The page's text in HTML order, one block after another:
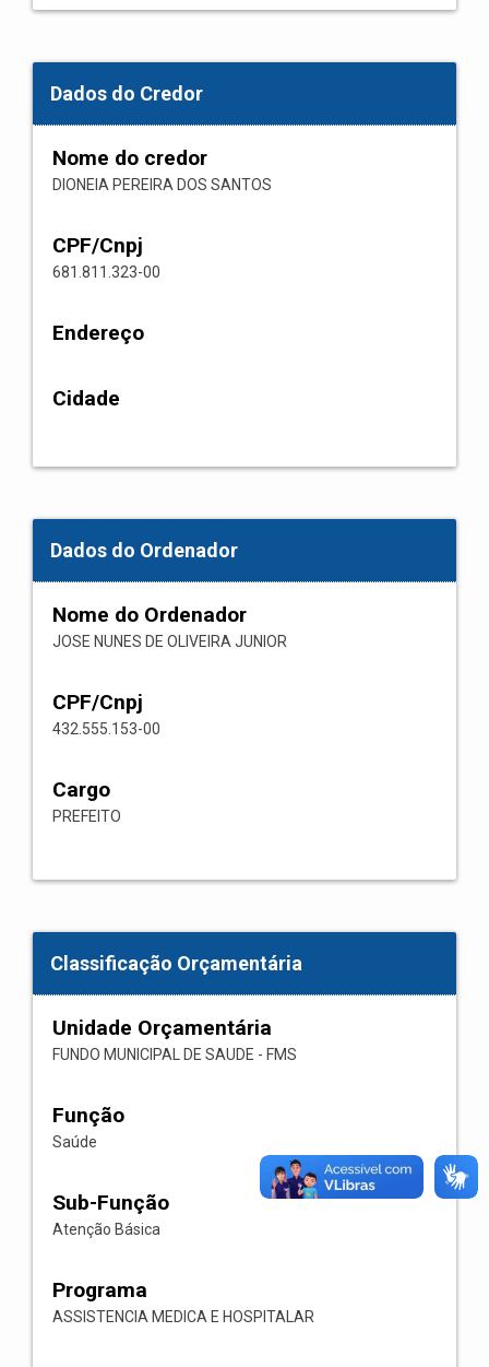
Dados do Credor
Nome do credor
DIONEIA PEREIRA DOS SANTOS
CPF/Cnpj
681.811.323-00
Endereço
Cidade
Dados do Ordenador
Nome do Ordenador
JOSE NUNES DE OLIVEIRA JUNIOR
CPF/Cnpj
432.555.153-00
Cargo
PREFEITO
Classificação Orçamentária
Unidade Orçamentária
FUNDO MUNICIPAL DE SAUDE - FMS
Função
Saúde
Sub-Função
Atenção Básica
Programa
ASSISTENCIA MEDICA E HOSPITALAR